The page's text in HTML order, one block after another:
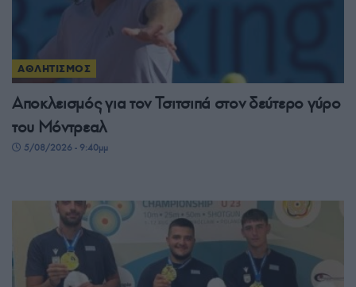
ΑΘΛΗΤΙΣΜΟΣ
Αποκλεισμός για τον Τσιτσιπά στον δεύτερο γύρο
του Μόντρεαλ
5/08/2026 - 9:40μμ